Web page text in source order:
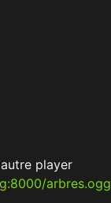
player
arbres.ogg